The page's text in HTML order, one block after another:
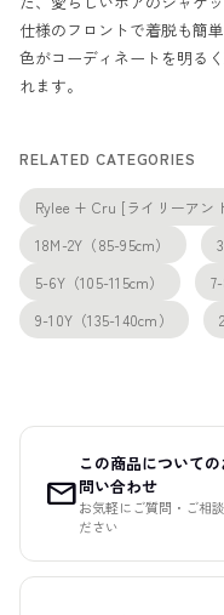
仕様のフロントで着脱も簡
色がコーディネートを明る
れます。
RELATED CATEGORIES
Rylee + Cru [ライリーアン
18M-2Y（85-95cm）
5-6Y（105-115cm）
9-10Y（135-140cm）
mail
この商品についての
問い合わせ
お気軽にご質問・ご相談
ださい